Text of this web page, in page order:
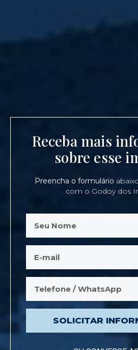
Receba mais
sobre esse
Preencha o formulário
com o Godoy dos
SOLICITAR